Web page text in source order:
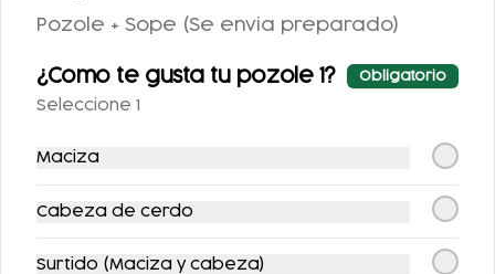
Bebidas
Pozole + Sope (Se envia preparado)
¿Como te gusta tu pozole 1? Obligatorio
Seleccione 1
Maciza
Cabeza de cerdo
Surtido (Maciza y cabeza)